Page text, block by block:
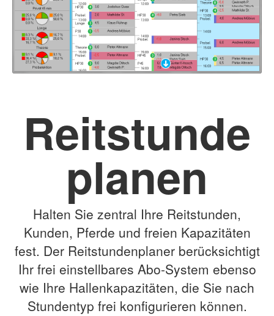
Reitstunde
planen
Halten Sie zentral Ihre Reitstunden,
Kunden, Pferde und freien Kapazitäten
fest. Der Reitstundenplaner berücksichtigt
Ihr frei einstellbares Abo-System ebenso
wie Ihre Hallenkapazitäten, die Sie nach
Stundentyp frei konfigurieren können.